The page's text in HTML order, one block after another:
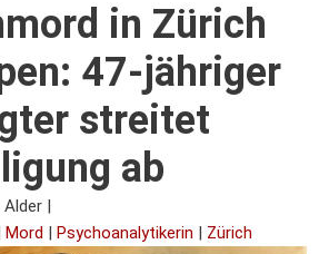
in Zürich
47-jähriger
streitet
ab
Alder |
Mord | Psychoanalytikerin | Zürich